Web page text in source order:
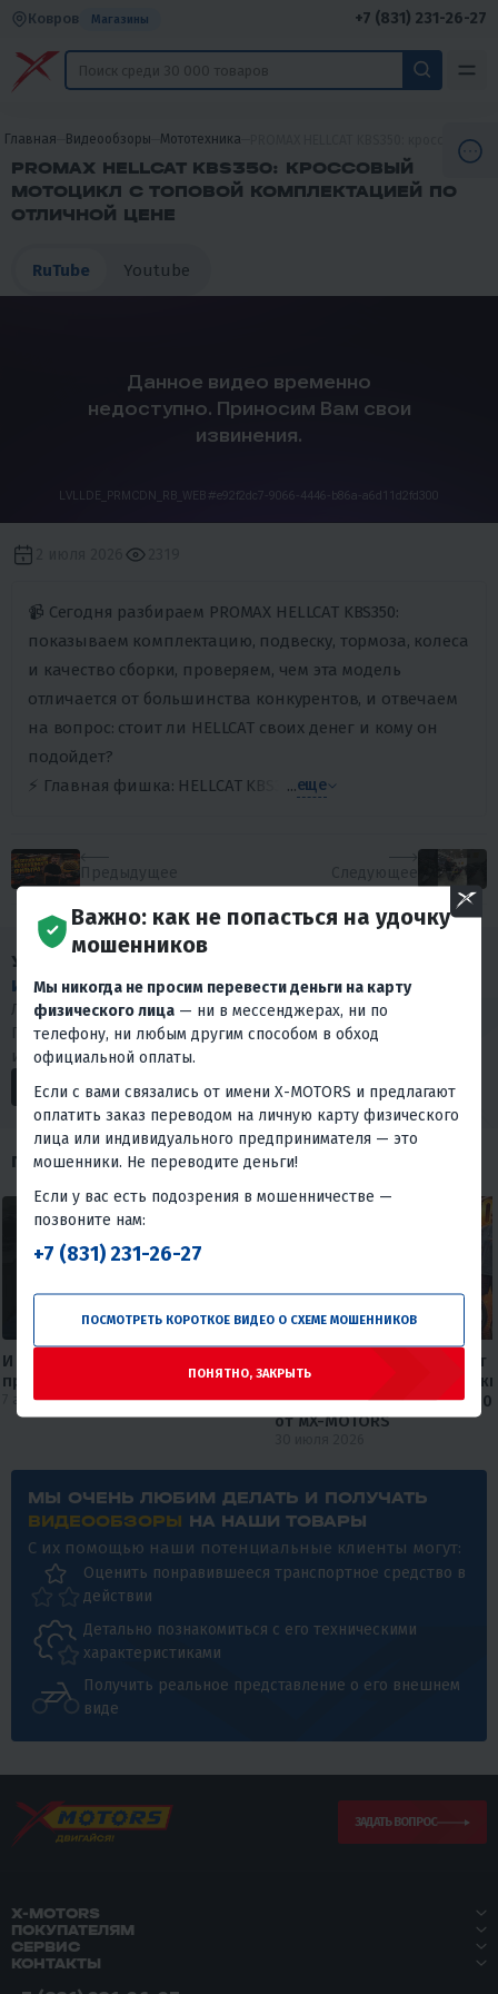
Ковров Магазины +7 (831) 231-26-27
Главная Видеообзоры Мототехника PROMAX HELLCAT KBS350:
PROMAX HELLCAT KBS350: КРОССОВЫЙ
МОТОЦИКЛ С ТОПОВОЙ КОМПЛЕКТАЦИЕЙ ПО
ОТЛИЧНОЙ ЦЕНЕ
RuTube Youtube
📹 Сегодня разбираем PROMAX HELLCAT KBS350:
показываем комплектацию, подвеску, тормоза, колеса
и качество сборки, проверяем, чем эта модель
отличается от большинства конкурентов, и отвечаем
на вопрос: стоит ли HELLCAT своих денег и кому он
подойдет?
⚡️ Главная фишка: HELLCAT KBS350 оснащен новым
...еще
Предыдущее Следующее
У НАС МНОГО
ИНТЕРЕСНОГО КОНТЕНТА!
Любишь драйв и интересуешься мототехникой?
Подписывайся на наши социальные сети. У нас много
интересного.
ПОХОЖИЕ ОБЗОРЫ
И Wi-fi подключил, и мотоцикл
приобрел😅
7 августа 2026
Круизер, который не бьет
карману🔥🔥 Обзор
мотоцикла FAIDET Rebel
от мX-MOTORS
МЫ ОЧЕНЬ ЛЮБИМ ДЕЛАТЬ И ПОЛУЧАТЬ
ВИДЕООБЗОРЫ НА НАШИ ТОВАРЫ
С их помощью наши потенциальные клиенты могут:
Оценить понравившееся транспортное средство в
действии
Детально познакомиться с его техническими
характеристиками
Получить реальное представление о его внешнем
виде
ЗАДАТЬ ВОПРОС
X-MOTORS
ПОКУПАТЕЛЯМ
СЕРВИС
КОНТАКТЫ
Важно: как не попасться на удочку
мошенников
Мы никогда не просим перевести деньги на карту
физического лица — ни в мессенджерах, ни по
телефону, ни любым другим способом в обход
официальной оплаты.
Если с вами связались от имени X-MOTORS и предлагают
оплатить заказ переводом на личную карту физического
лица или индивидуального предпринимателя — это
мошенники. Не переводите деньги!
Если у вас есть подозрения в мошенничестве —
позвоните нам:
+7 (831) 231-26-27
ПОСМОТРЕТЬ КОРОТКОЕ ВИДЕО О СХЕМЕ МОШЕННИКОВ
ПОНЯТНО, ЗАКРЫТЬ